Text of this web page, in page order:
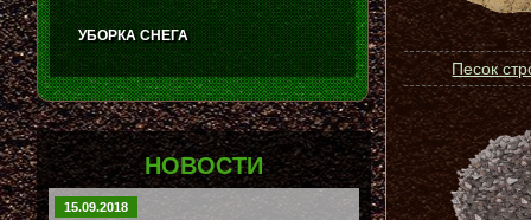
Песок
УБОРКА СНЕГА
НОВОСТИ
15.09.2018